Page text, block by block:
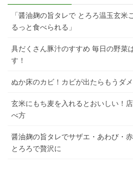
「醤油麹の旨タレで とろろ温玉玄米
るっと食べられる」
具だくさん豚汁のすすめ 毎日の野菜
す！
ぬか床のカビ！カビが出たらもうダ
玄米にもち麦を入れるとおいしい！
べ方
醤油麹の旨タレでサザエ・あわび・
とろろで贅沢に